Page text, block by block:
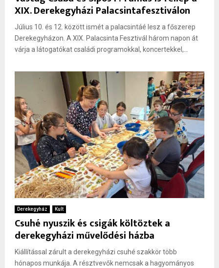
XIX. Derekegyházi Palacsintafesztiválon
Július 10. és 12. között ismét a palacsintáé lesz a főszerep
Derekegyházon. A XIX. Palacsinta Fesztivál három napon át
várja a látogatókat családi programokkal, koncertekkel,...
Derekegyház Kult
Csuhé nyuszik és csigák költöztek a
derekegyházi művelődési házba
Kiállítással zárult a derekegyházi csuhé szakkör több
hónapos munkája. A résztvevők nemcsak a hagyományos